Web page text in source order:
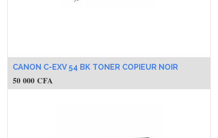
CANON C-EXV 54 BK TONER COPIEUR NOIR
50 000 CFA